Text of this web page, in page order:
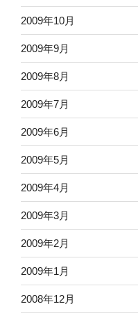
2009年10月
2009年9月
2009年8月
2009年7月
2009年6月
2009年5月
2009年4月
2009年3月
2009年2月
2009年1月
2008年12月